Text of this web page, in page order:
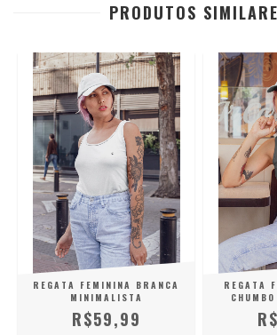
PRODUTOS
REGATA FEMININA BRANCA
MINIMALISTA
R$59,99
REGATA